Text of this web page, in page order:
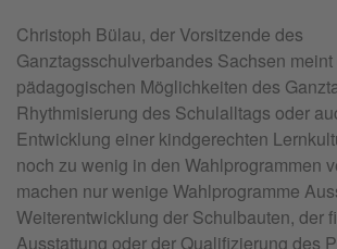
Christoph Bülau, der Vorsitzende des
Ganztagsschulverbandes Sachsen meint
pädagogischen Möglichkeiten des
Rhythmisierung des Schulalltags oder
Entwicklung einer kindgerechten
noch zu wenig in den Wahlprogrammen
machen nur wenige Wahlprogramme
Weiterentwicklung der Schulbauten, der
Ausstattung oder der Qualifizierung des